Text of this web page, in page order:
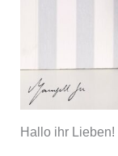
Hallo ihr Lieben!